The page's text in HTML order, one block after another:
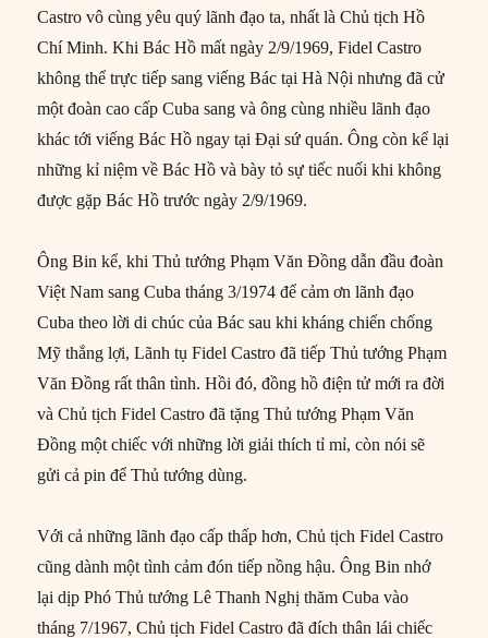
Castro vô cùng yêu quý lãnh đạo ta, nhất là Chủ tịch Hồ
Chí Minh. Khi Bác Hồ mất ngày 2/9/1969, Fidel Castro
không thể trực tiếp sang viếng Bác tại Hà Nội nhưng đã cử
một đoàn cao cấp Cuba sang và ông cùng nhiều lãnh đạo
khác tới viếng Bác Hồ ngay tại Đại sứ quán. Ông còn kể lại
những kỉ niệm về Bác Hồ và bày tỏ sự tiếc nuối khi không
được gặp Bác Hồ trước ngày 2/9/1969.
Ông Bin kể, khi Thủ tướng Phạm Văn Đồng dẫn đầu đoàn
Việt Nam sang Cuba tháng 3/1974 để cảm ơn lãnh đạo
Cuba theo lời di chúc của Bác sau khi kháng chiến chống
Mỹ thắng lợi, Lãnh tụ Fidel Castro đã tiếp Thủ tướng Phạm
Văn Đồng rất thân tình. Hồi đó, đồng hồ điện tử mới ra đời
và Chủ tịch Fidel Castro đã tặng Thủ tướng Phạm Văn
Đồng một chiếc với những lời giải thích tỉ mỉ, còn nói sẽ
gửi cả pin để Thủ tướng dùng.
Với cả những lãnh đạo cấp thấp hơn, Chủ tịch Fidel Castro
cũng dành một tình cảm đón tiếp nồng hậu. Ông Bin nhớ
lại dịp Phó Thủ tướng Lê Thanh Nghị thăm Cuba vào
tháng 7/1967, Chủ tịch Fidel Castro đã đích thân lái chiếc